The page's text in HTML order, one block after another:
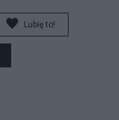
Lubię to!